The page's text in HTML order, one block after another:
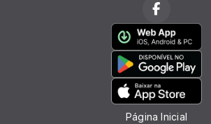
Página Inicial